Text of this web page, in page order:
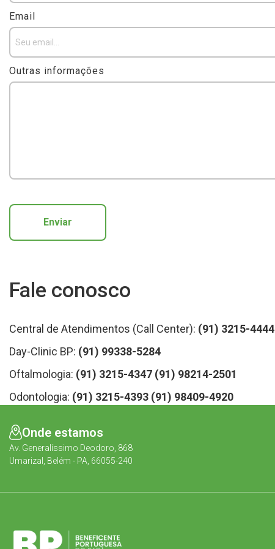
Email
Outras informações
Enviar
Fale conosco
Central de Atendimentos (Call Center): (91) 3215-4444
Day-Clinic BP: (91) 99338-5284
Oftalmologia: (91) 3215-4347 (91) 98214-2501
Odontologia: (91) 3215-4393 (91) 98409-4920
Onde estamos
Av. Generalíssimo Deodoro, 868
Umarizal, Belém - PA, 66055-240